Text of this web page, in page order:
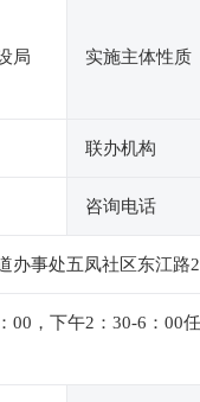
局 实施主体性质
联办机构
咨询电话
办事处五凤社区东江路
00，下午2：30-6：00